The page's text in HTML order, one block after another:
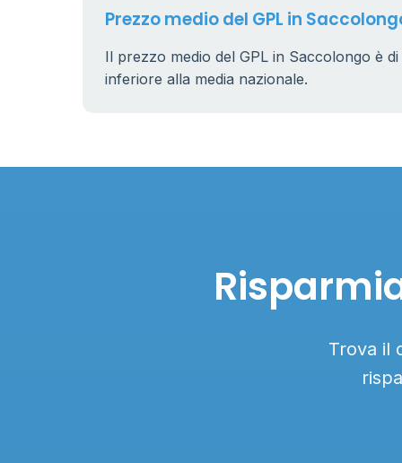
Prezzo medio del GPL in
Il prezzo medio del GPL in Saccolongo è di
inferiore alla media nazionale.
Trova il